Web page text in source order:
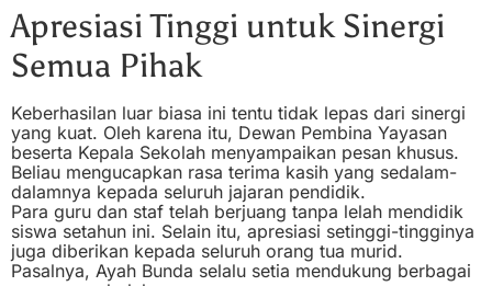
Apresiasi Tinggi untuk Sinergi
Semua Pihak
Keberhasilan luar biasa ini tentu tidak lepas dari sinergi
yang kuat. Oleh karena itu, Dewan Pembina Yayasan
beserta Kepala Sekolah menyampaikan pesan khusus.
Beliau mengucapkan rasa terima kasih yang sedalam-
dalamnya kepada seluruh jajaran pendidik.
Para guru dan staf telah berjuang tanpa lelah mendidik
siswa setahun ini. Selain itu, apresiasi setinggi-tingginya
juga diberikan kepada seluruh orang tua murid.
Pasalnya, Ayah Bunda selalu setia mendukung berbagai